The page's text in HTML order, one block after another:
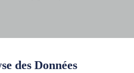
des Données